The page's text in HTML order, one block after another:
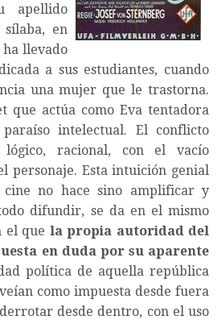
apellido
en
llevado
a sus estudiantes, cuando
una mujer que le trastorna.
que actúa como Eva tentadora
intelectual. El conflicto
racional, con el vacío
personaje. Esta intuición genial
no hace sino amplificar y
difundir, se da en el mismo
el que la propia autoridad del
en duda por su aparente
política de aquella república
como impuesta desde fuera
desde dentro, con el uso